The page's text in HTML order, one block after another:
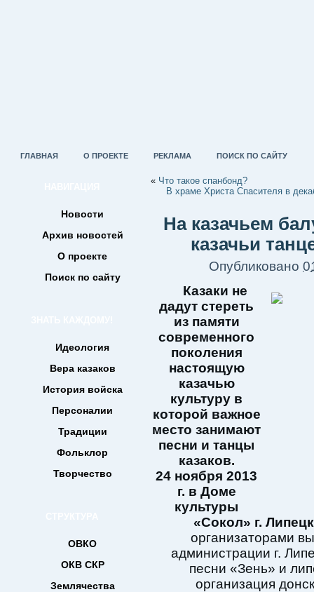
ГЛАВНАЯ О ПРОЕКТЕ РЕКЛАМА ПОИСК ПО САЙТУ
Новости
Архив новостей
О проекте
Поиск по сайту
Идеология
Вера казаков
История войска
Персоналии
Традиции
Фольклор
Творчество
ОВКО
ОКВ СКР
Землячества
« Что такое спанбонд?
В храме Христа Спасителя в
На казачьем
казачьи
Опубликовано
Казаки не
дадут стереть
из памяти
современного
поколения
настоящую
казачью
культуру в
которой важное
место занимают
песни и танцы
казаков.
24 ноября 2013
г. в Доме
культуры
«Сокол» г.
организаторами
администрации г.
песни «Зень» и
организация